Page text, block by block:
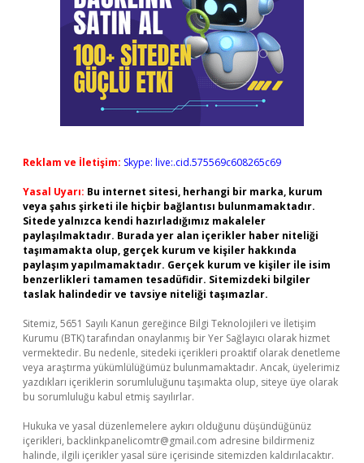
Reklam ve İletişim: Skype: live:.cid.575569c608265c69
Yasal Uyarı: Bu internet sitesi, herhangi bir marka, kurum
veya şahıs şirketi ile hiçbir bağlantısı bulunmamaktadır.
Sitede yalnızca kendi hazırladığımız makaleler
paylaşılmaktadır. Burada yer alan içerikler haber niteliği
taşımamakta olup, gerçek kurum ve kişiler hakkında
paylaşım yapılmamaktadır. Gerçek kurum ve kişiler ile isim
benzerlikleri tamamen tesadüfidir. Sitemizdeki bilgiler
taslak halindedir ve tavsiye niteliği taşımazlar.
Sitemiz, 5651 Sayılı Kanun gereğince Bilgi Teknolojileri ve İletişim
Kurumu (BTK) tarafından onaylanmış bir Yer Sağlayıcı olarak hizmet
vermektedir. Bu nedenle, sitedeki içerikleri proaktif olarak denetleme
veya araştırma yükümlülüğümüz bulunmamaktadır. Ancak, üyelerimiz
yazdıkları içeriklerin sorumluluğunu taşımakta olup, siteye üye olarak
bu sorumluluğu kabul etmiş sayılırlar.
Hukuka ve yasal düzenlemelere aykırı olduğunu düşündüğünüz
içerikleri, backlinkpanelicomtr@gmail.com adresine bildirmeniz
halinde, ilgili içerikler yasal süre içerisinde sitemizden kaldırılacaktır.